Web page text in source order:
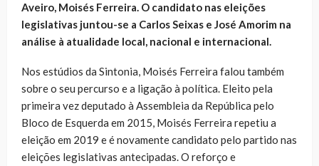
Aveiro, Moisés Ferreira. O candidato nas eleições
legislativas juntou-se a Carlos Seixas e José Amorim na
análise à atualidade local, nacional e internacional.
Nos estúdios da Sintonia, Moisés Ferreira falou também
sobre o seu percurso e a ligação à política. Eleito pela
primeira vez deputado à Assembleia da República pelo
Bloco de Esquerda em 2015, Moisés Ferreira repetiu a
eleição em 2019 e é novamente candidato pelo partido nas
eleições legislativas antecipadas. O reforço e